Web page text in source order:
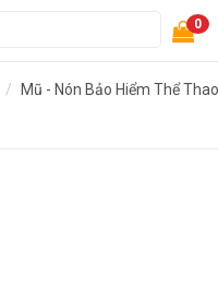
0
Mũ - Nón Bảo Hiểm Thể Thao